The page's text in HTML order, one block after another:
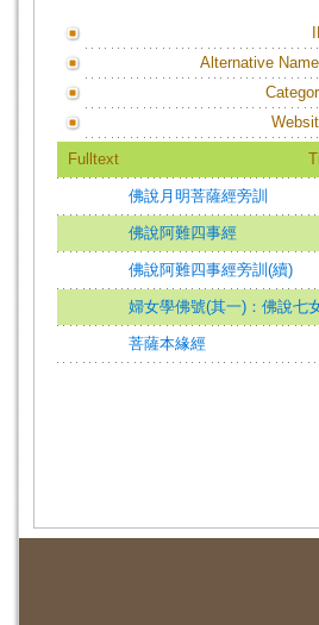
Alternative
Fulltext
佛說月明菩薩經旁訓
佛說阿難四事經
佛說阿難四事經旁訓(續)
婦女學佛號(其一)：佛說七
菩薩本緣經